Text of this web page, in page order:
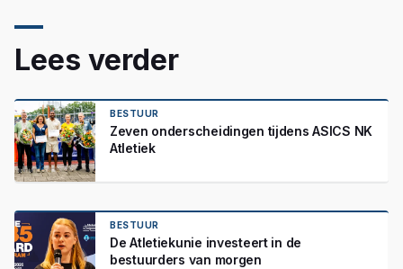
Lees verder
BESTUUR
Zeven onderscheidingen tijdens ASICS NK
Atletiek
BESTUUR
De Atletiekunie investeert in de
bestuurders van morgen